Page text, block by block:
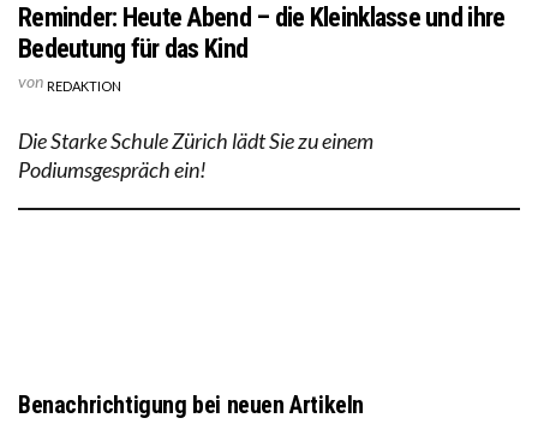
Reminder: Heute Abend – die Kleinklasse und ihre
Bedeutung für das Kind
von REDAKTION
Die Starke Schule Zürich lädt Sie zu einem
Podiumsgespräch ein!
Benachrichtigung bei neuen Artikeln